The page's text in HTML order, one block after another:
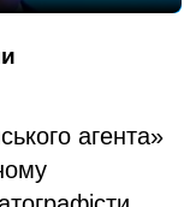
агента»